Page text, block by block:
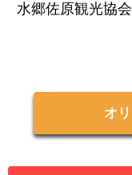
水郷佐原観光協会
オ